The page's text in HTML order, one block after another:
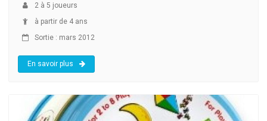
2 à 5 joueurs
à partir de 4 ans
Sortie : mars 2012
En savoir plus